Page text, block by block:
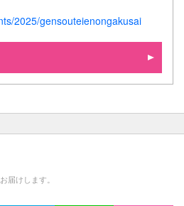
2025/gensouteienongakusai
届けします。